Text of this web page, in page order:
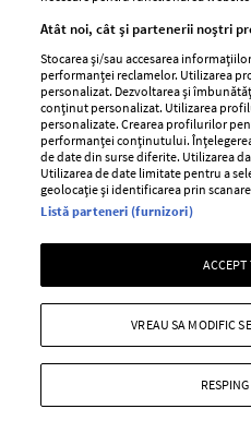
ABONEAZĂ-TE
Cele mai citite
Atât noi, cât și partenerii noștri
Stocarea și/sau accesarea
performanței reclamelor. Utilizarea
personalizat. Dezvoltarea și
conținut personalizat. Utilizarea
personalizate. Crearea profilurilor
performanței conținutului.
de date din surse diferite. Utilizarea
Utilizarea de date limitate pentru a
geolocație și identificarea prin
Listă parteneri (furnizori)
ACCEPT
VREAU SA MODIFIC